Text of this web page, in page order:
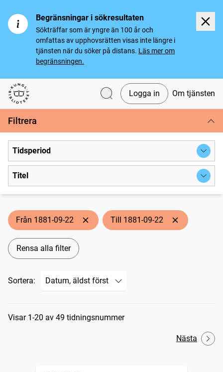
Begränsningar i sökresultaten
Sökträffar som är yngre än 100 år och
omfattas av upphovsrätten visas inte längre i
tjänsten när du söker på distans. Läs mer om
begränsningen.
Svenska tidningar
Logga in Om tjänsten
Filtrera
Tidsperiod
Titel
Från 1881-09-22 Till 1881-09-22
Rensa alla filter
Sortera:
Sökresultat
Visar 1-20 av 49 tidningsnummer
Nästa